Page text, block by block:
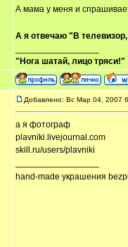
А мама у меня и
А я отвечаю "В
"Нога шатай, лицо тряси!"
Добавлено: Вс Мар 04, 2007
а я фотограф
plavniki.livejournal.com
skill.ru/users/plavniki
hand-made украшения